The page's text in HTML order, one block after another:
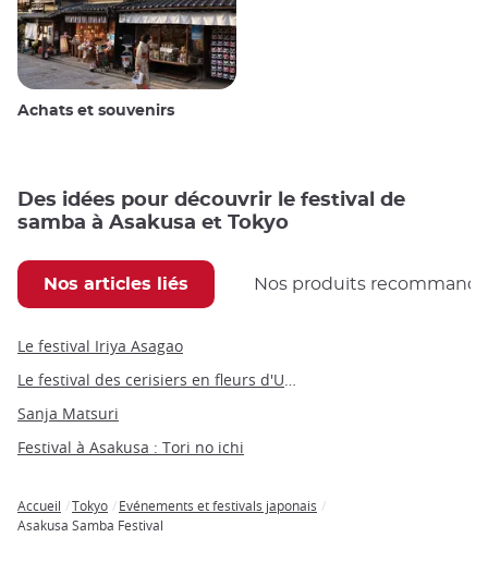
Achats et souvenirs
Des idées pour découvrir le festival de
samba à Asakusa et Tokyo
Nos articles liés Nos produits
Le festival Iriya Asagao
Sanja Matsuri
Festival à Asakusa : Tori no ichi
Breadcrumb
Accueil Tokyo
Evénements et festivals japonais
Asakusa Samba Festival